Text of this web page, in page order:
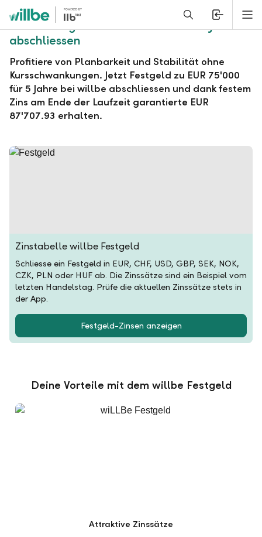
Alerts.Headline
willbe Festgeld zu EUR 75'000 für 5 Jahre
abschliessen
Profitiere von Planbarkeit und Stabilität ohne
Kursschwankungen. Jetzt Festgeld zu EUR 75'000
für 5 Jahre bei willbe abschliessen und dank festem
Zins am Ende der Laufzeit garantierte EUR
87'707.93 erhalten.
Zinstabelle willbe Festgeld
Schliesse ein Festgeld in EUR, CHF, USD, GBP, SEK, NOK,
CZK, PLN oder HUF ab. Die Zinssätze sind ein Beispiel vom
letzten Handelstag. Prüfe die aktuellen Zinssätze stets in
der App.
Festgeld-Zinsen anzeigen
Deine Vorteile mit dem willbe Festgeld
Attraktive Zinssätze